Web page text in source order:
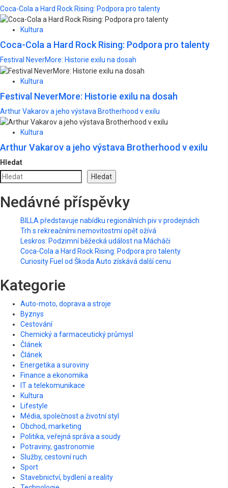
Coca-Cola a Hard Rock Rising: Podpora pro talenty
Kultura
Coca-Cola a Hard Rock Rising: Podpora pro talenty
Festival NeverMore: Historie exilu na dosah
Kultura
Festival NeverMore: Historie exilu na dosah
Arthur Vakarov a jeho výstava Brotherhood v exilu
Kultura
Arthur Vakarov a jeho výstava Brotherhood v exilu
Hledat
Hledat
Nedávné příspěvky
BILLA představuje nabídku regionálních piv v prodejnách
Trh s rekreačními nemovitostmi opět ožívá
Leskros: Podzimní běžecká událost na Mácháči
Coca-Cola a Hard Rock Rising: Podpora pro talenty
Curiosity Fuel od Škoda Auto získává další cenu
Kategorie
Auto-moto, doprava a stroje
Byznys
Cestování
Chemický a farmaceutický průmysl
Článek
Článek
Energetika a suroviny
Finance a ekonomika
IT a telekomunikace
Kultura
Lifestyle
Média, společnost a životní styl
Obchod, marketing
Politika, veřejná správa a soudy
Potraviny, gastronomie
Služby, cestovní ruch
Sport
Stavebnictví, bydlení a reality